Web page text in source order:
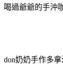
喝過爺爺的手沖
don奶奶手作多